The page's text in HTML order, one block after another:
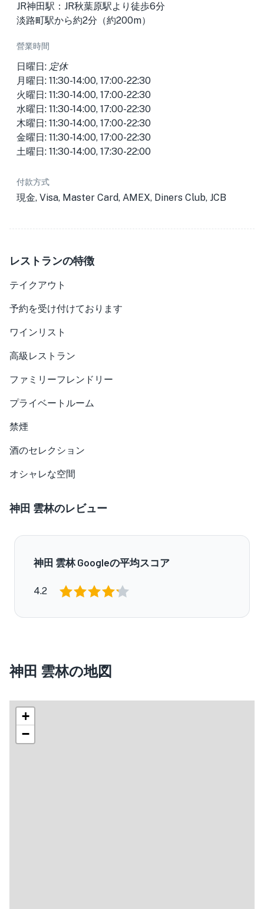
JR神田駅：JR秋葉原駅より徒歩6分
淡路町駅から約2分（約200m）
營業時間
日曜日: 定休
月曜日: 11:30-14:00, 17:00-22:30
火曜日: 11:30-14:00, 17:00-22:30
水曜日: 11:30-14:00, 17:00-22:30
木曜日: 11:30-14:00, 17:00-22:30
金曜日: 11:30-14:00, 17:00-22:30
土曜日: 11:30-14:00, 17:30-22:00
付款方式
現金, Visa, Master Card, AMEX, Diners Club, JCB
レストランの特徴
テイクアウト
予約を受け付けております
ワインリスト
高級レストラン
ファミリーフレンドリー
プライベートルーム
禁煙
酒のセレクション
オシャレな空間
神田 雲林のレビュー
神田 雲林 Googleの平均スコア
4.2
神田 雲林の地図
+
−